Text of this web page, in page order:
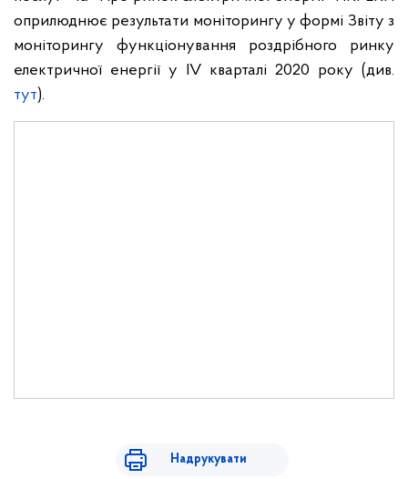
оприлюднює результати моніторингу у формі Звіту з
моніторингу функціонування роздрібного ринку
електричної енергії у ІV кварталі 2020 року (див.
тут).
Надрукувати